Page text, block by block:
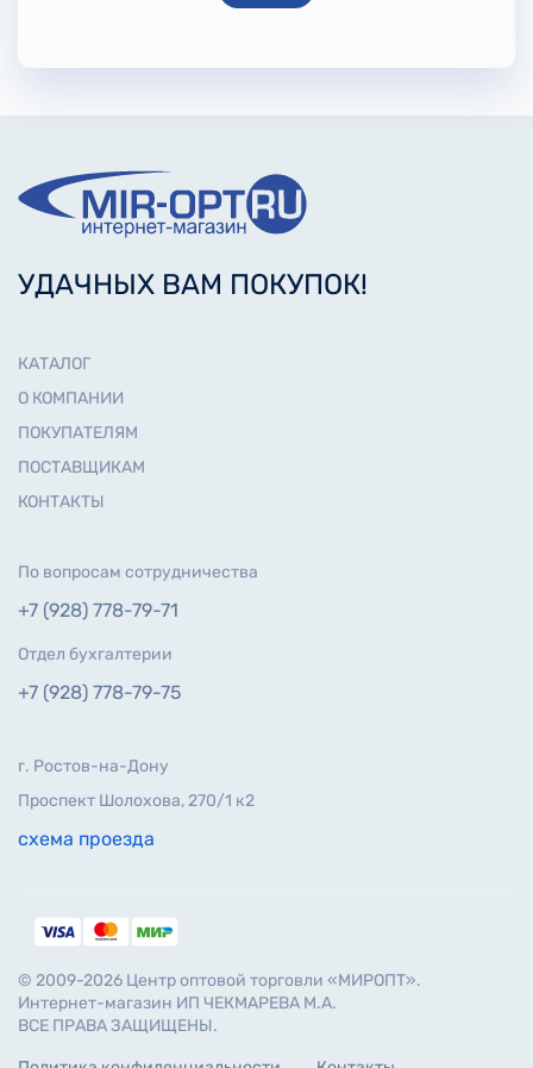
УДАЧНЫХ ВАМ ПОКУПОК!
КАТАЛОГ
О КОМПАНИИ
ПОКУПАТЕЛЯМ
ПОСТАВЩИКАМ
КОНТАКТЫ
По вопросам сотрудничества
+7 (928) 778-79-71
Отдел бухгалтерии
+7 (928) 778-79-75
г. Ростов-на-Дону
Проспект Шолохова, 270/1 к2
схема проезда
© 2009-2026 Центр оптовой торговли «МИРОПТ».
Интернет-магазин ИП ЧЕКМАРЕВА М.А.
ВСЕ ПРАВА ЗАЩИЩЕНЫ.